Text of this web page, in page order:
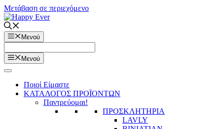
Μετάβαση σε περιεχόμενο
Μενού
Μενού
Ποιοί Είμαστε
ΚΑΤΑΛΟΓΟΣ ΠΡΟΪΟΝΤΩΝ
Παντρεύομαι!
ΠΡΟΣΚΛΗΤΗΡΙΑ
LAVLY